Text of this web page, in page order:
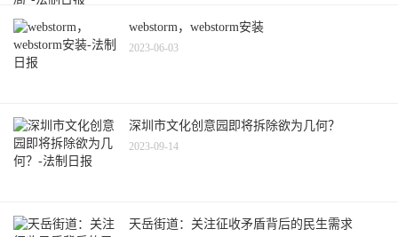
webstorm，webstorm安装
2023-06-03
深圳市文化创意园即将拆除欲为几何？
2023-09-14
天岳街道：关注征收矛盾背后的民生需求